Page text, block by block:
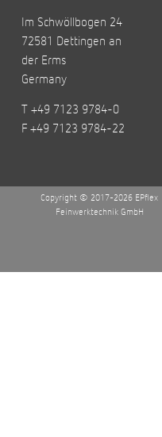
Im Schwöllbogen 24
72581 Dettingen an
der Erms
Germany
T +49 7123 9784-0
F +49 7123 9784-22
Copyright © 2017-2026 EPflex
Feinwerktechnik GmbH